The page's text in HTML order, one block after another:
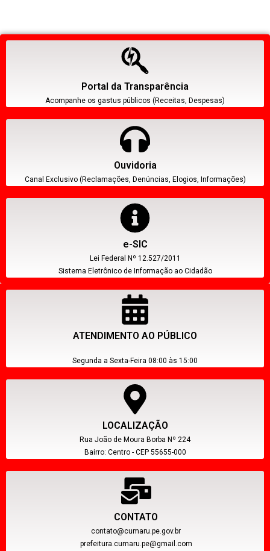
Portal da Transparência
Acompanhe os gastus públicos (Receitas, Despesas)
Ouvidoria
Canal Exclusivo (Reclamações, Denúncias, Elogios, Informações)
e-SIC
Lei Federal Nº 12.527/2011
Sistema Eletrônico de Informação ao Cidadão
ATENDIMENTO AO PÚBLICO
Segunda a Sexta-Feira 08:00 às 15:00
LOCALIZAÇÃO
Rua João de Moura Borba Nº 224
Bairro: Centro - CEP 55655-000
CONTATO
contato@cumaru.pe.gov.br
prefeitura.cumaru.pe@gmail.com